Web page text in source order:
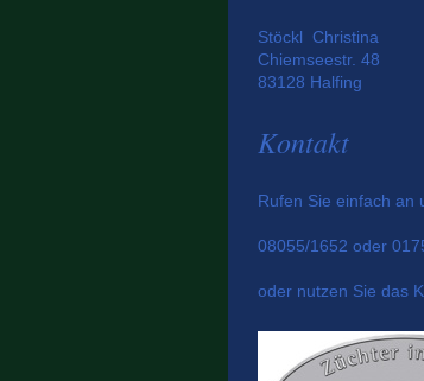
Stöckl Christina
Chiemseestr. 48
83128 Halfing
Kontakt
Rufen Sie einfach an
08055/1652 oder
oder nutzen Sie das